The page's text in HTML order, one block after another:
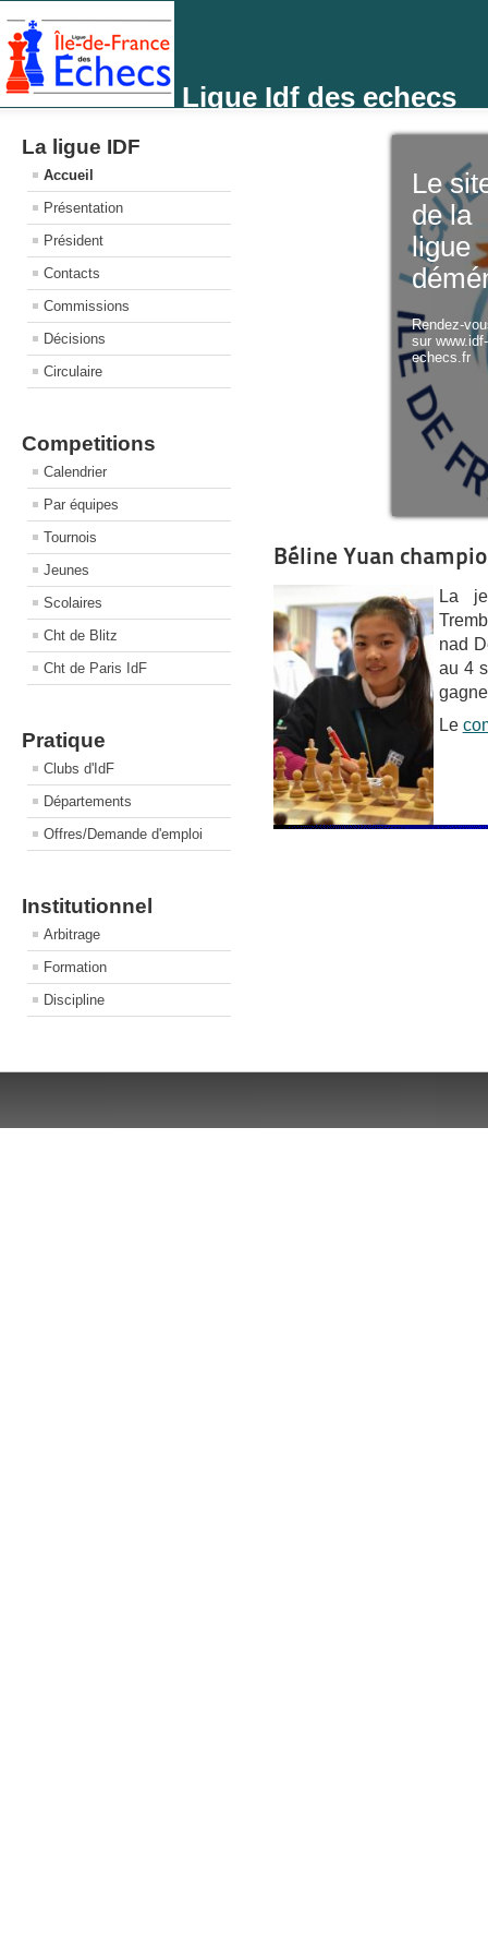
Ligue Idf des echecs
La ligue IDF
Accueil
Présentation
Président
Contacts
Commissions
Décisions
Circulaire
Competitions
Calendrier
Par équipes
Tournois
Jeunes
Scolaires
Cht de Blitz
Cht de Paris IdF
Pratique
Clubs d'IdF
Départements
Offres/Demande d'emploi
Institutionnel
Arbitrage
Formation
Discipline
Le
de la
ligue
Rendez-
sur
echecs.fr
Béline Yuan
La
nad
au 4
Le